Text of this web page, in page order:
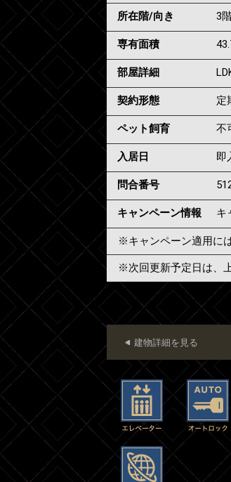
所在階/向き 3
専有面積
部屋詳細
契約形態 定
ペット飼育 不
入居日 即
問合番号
キャンペーン情報 キ
※キャンペーン適用に
※次回更新予定日は、
建物詳細を見る